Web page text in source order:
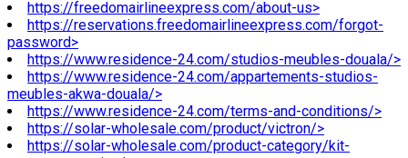
https://freedomairlineexpress.com/about-us>
https://reservations.freedomairlineexpress.com/forgot-
password>
https://www.residence-24.com/studios-meubles-douala/>
https://www.residence-24.com/appartements-studios-
meubles-akwa-douala/>
https://www.residence-24.com/terms-and-conditions/>
https://solar-wholesale.com/product/victron/>
https://solar-wholesale.com/product-category/kit-